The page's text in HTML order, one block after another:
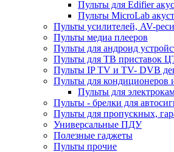
Пульты для Edifier
Пульты MicroLab
Пульты усилителей, AV-
Пульты медиа плееров
Пульты для андроид
Пульты для ТВ приставок
Пульты IP TV и TV- DVB
Пульты для кондиционеров
Пульты для
Пульты - брелки для
Пульты для пропускных,
Универсальные ПДУ
Полезные гаджеты
Пульты прочие